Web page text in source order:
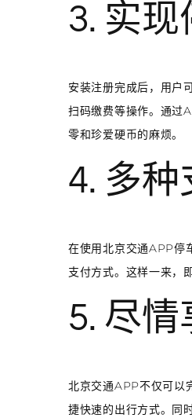
3. 实
安装注册完成后，用户
扫码缴费等操作。通过
零和珍爱硬币的麻烦。
4. 多
在使用北京交通APP停
支付方式。这样一来，
5. 尽
北京交通APP不仅可以
捷快速的出行方式。同